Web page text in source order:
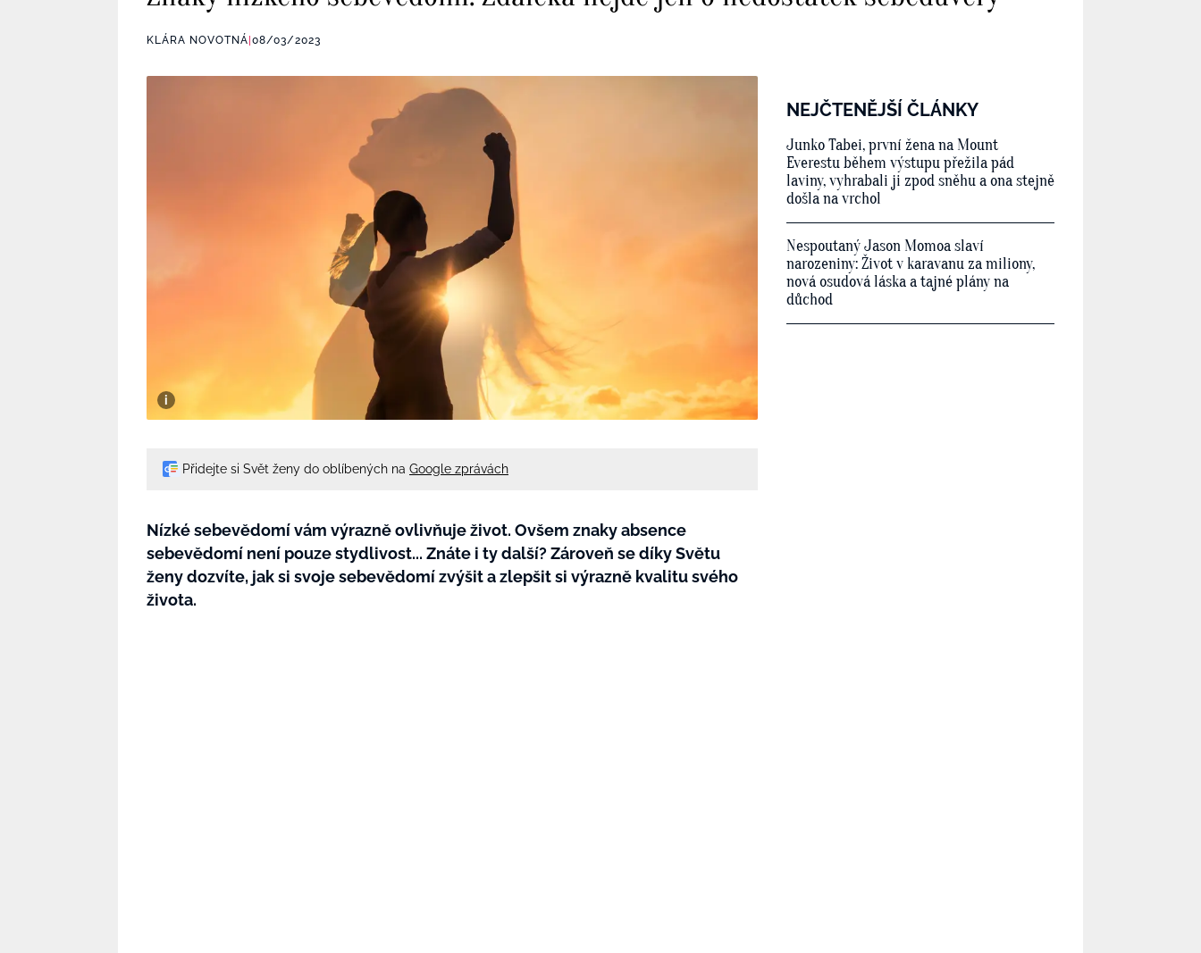
KLÁRA NOVOTNÁ 08/03/2023
Přidejte si Svět ženy do oblíbených na Google zprávách
Nízké sebevědomí vám výrazně ovlivňuje život. Ovšem znaky absence
sebevědomí není pouze stydlivost... Znáte i ty další? Zároveň se díky Světu
ženy dozvíte, jak si svoje sebevědomí zvýšit a zlepšit si výrazně kvalitu svého
života.
NEJČTENĚJŠÍ ČLÁNKY
Junko Tabei, první žena na Mount
Everestu během výstupu přežila pád
laviny, vyhrabali ji zpod sněhu a ona stejně
došla na vrchol
Nespoutaný Jason Momoa slaví
narozeniny: Život v karavanu za miliony,
nová osudová láska a tajné plány na
důchod